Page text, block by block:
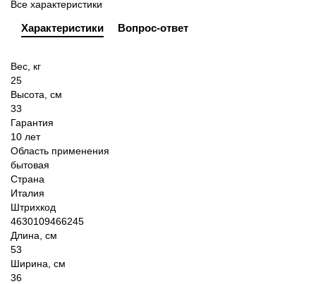
Все характеристики
Характеристики Вопрос-ответ
Вес, кг
25
Высота, см
33
Гарантия
10 лет
Область применения
бытовая
Страна
Италия
Штрихкод
4630109466245
Длина, см
53
Ширина, см
36